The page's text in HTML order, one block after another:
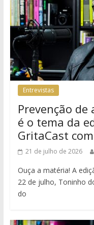
Entrevistas
Prevenção
é o tema da
GritaCast
21 de julho de 2026
Ouça a matéria! A
22 de julho, Toninho
do